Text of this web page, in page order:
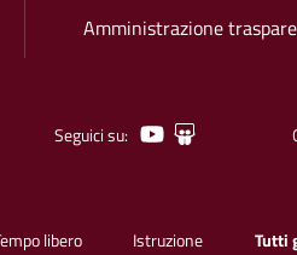
Amministrazione
Seguici su: YoutubeSlideshare
libero Istruzione Tutti